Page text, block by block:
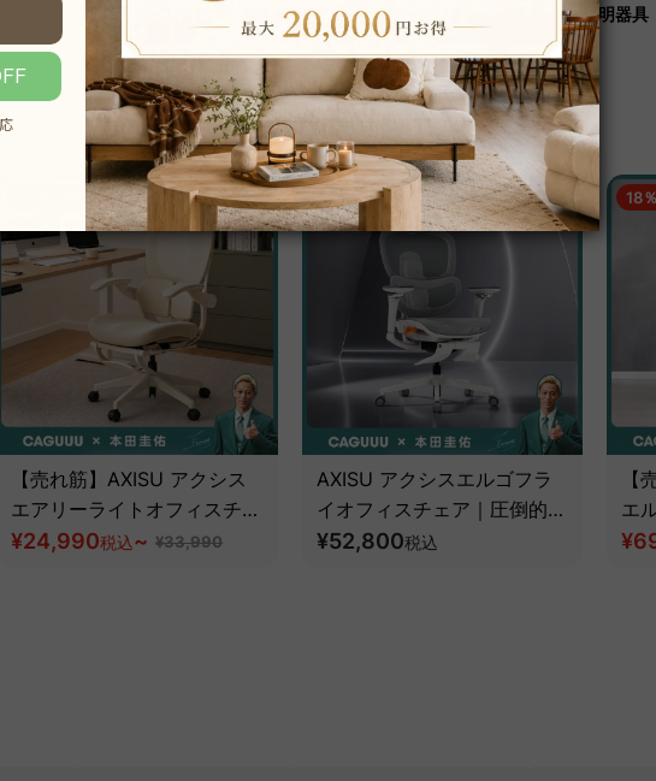
ローテーブル・座卓
ハンガーラック・コ
ートハンガー
照明器具
【売れ筋】AXISU アクシス
エアリーライトオフィスチェ
ア
¥24,990税込~ ¥33,990
AXISU アクシスエルゴフラ
イオフィスチェア｜圧倒的な
追従機能とフルサポート構造
¥52,800税込
18
【
エ